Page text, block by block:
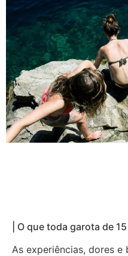
| O que toda garota de
As experiências, dores e